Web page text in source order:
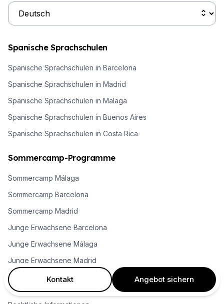
Spanische Sprachschulen
Spanische Sprachschulen in Barcelona
Spanische Sprachschulen in Madrid
Spanische Sprachschulen in Malaga
Spanische Sprachschulen in Buenos Aires
Spanische Sprachschulen in Costa Rica
Sommercamp-Programme
Sommercamp Málaga
Sommercamp Barcelona
Sommercamp Madrid
Junge Erwachsene Barcelona
Junge Erwachsene Málaga
Junge Erwachsene Madrid
Rechtliches
Kontakt Angebot sichern